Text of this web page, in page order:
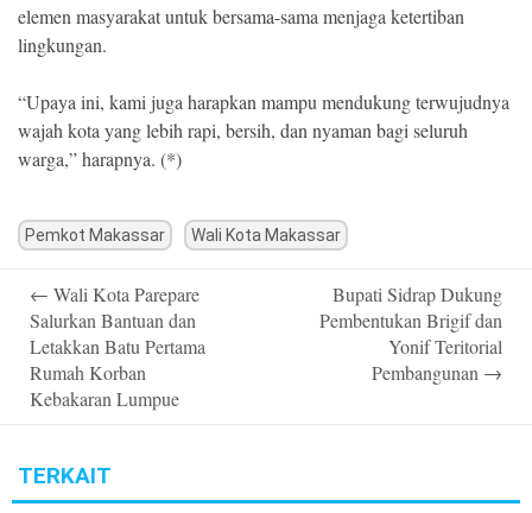
elemen masyarakat untuk bersama-sama menjaga ketertiban
lingkungan.
“Upaya ini, kami juga harapkan mampu mendukung terwujudnya
wajah kota yang lebih rapi, bersih, dan nyaman bagi seluruh
warga,” harapnya. (*)
Pemkot Makassar Wali Kota Makassar
navigation
← Wali Kota Parepare
Salurkan Bantuan dan
Letakkan Batu Pertama
Rumah Korban
Kebakaran Lumpue
Bupati Sidrap Dukung
Pembentukan Brigif dan
Yonif Teritorial
Pembangunan →
TERKAIT